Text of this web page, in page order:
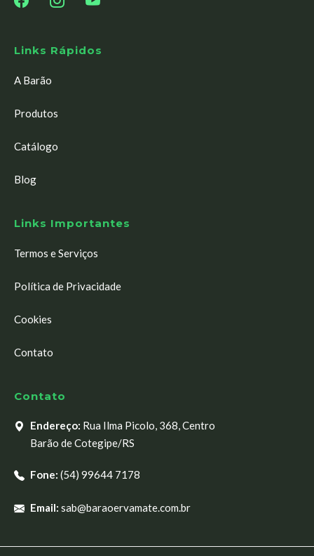
Links Rápidos
A Barão
Produtos
Catálogo
Blog
Links Importantes
Termos e Serviços
Política de Privacidade
Cookies
Contato
Contato
Endereço: Rua Ilma Picolo, 368, Centro
Barão de Cotegipe/RS
Fone: (54) 99644 7178
Email: sab@baraoervamate.com.br